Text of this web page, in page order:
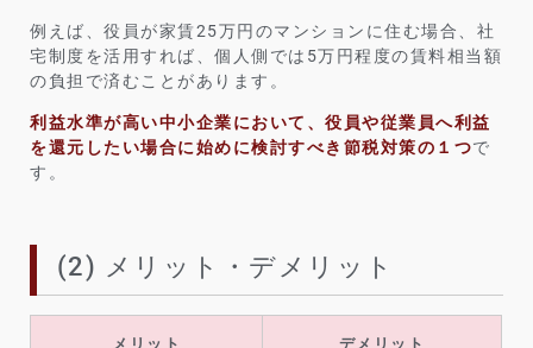
例えば、役員が家賃25万円のマンションに住む場合、社
宅制度を活用すれば、個人側では5万円程度の賃料相当額
の負担で済むことがあります。
利益水準が高い中小企業において、役員や従業員へ利益
を還元したい場合に始めに検討すべき節税対策の１つで
す。
(2) メリット・デメリット
メリット デメリット